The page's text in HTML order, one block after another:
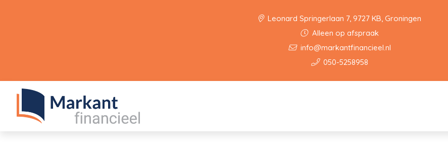
Leonard Springerlaan 7, 9727 KB, Groningen
Alleen op afspraak
info@markantfinancieel.nl
050-5258958